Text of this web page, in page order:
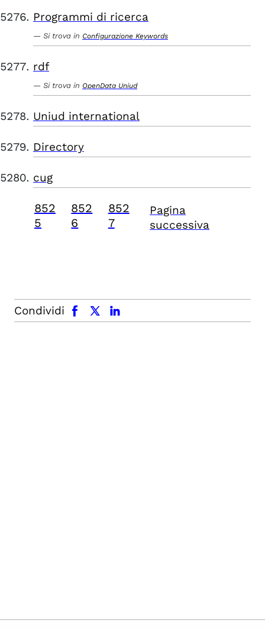
Programmi di ricerca
Si trova in Configurazione Keywords
rdf
Si trova in OpenData Uniud
Uniud international
Directory
cug
852
5
852
6
852
7
Pagina
successiva
Condividi
facebook x.com linkedin